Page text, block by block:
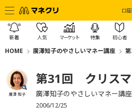
口
新着 人気 マーケット 特集 初心者
HOME 廣澤知子のやさしいマネー講座
廣澤 知子
第31回 クリスマ
廣澤知子のやさしいマネー講座
2006/12/25